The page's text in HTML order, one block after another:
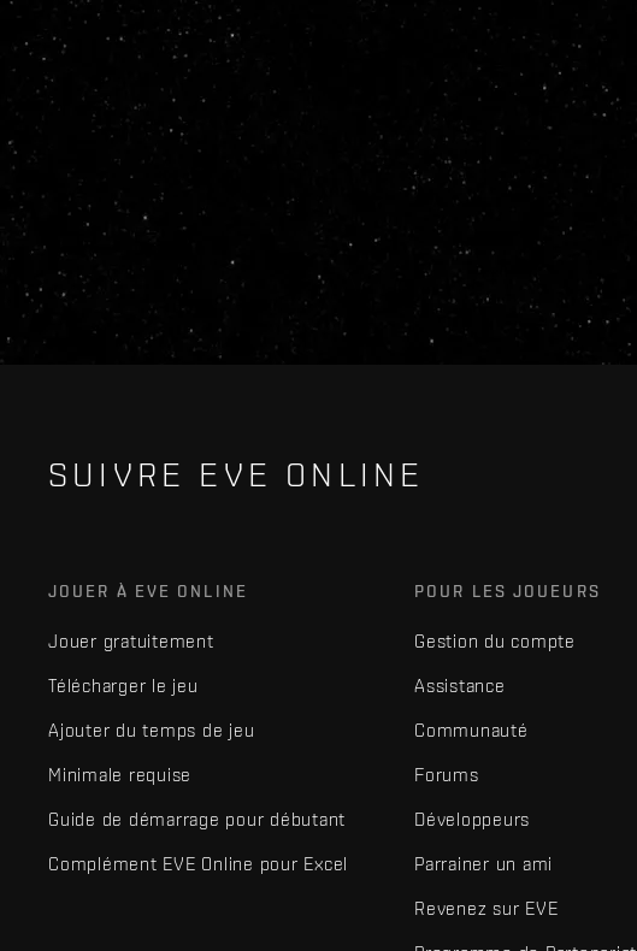
SUIVRE EVE ONLINE
JOUER À EVE ONLINE
Jouer gratuitement
Télécharger le jeu
Ajouter du temps de jeu
Minimale requise
Guide de démarrage pour débutant
Complément EVE Online pour Excel
POUR LES JOUEURS
Gestion du compte
Assistance
Communauté
Forums
Développeurs
Parrainer un ami
Revenez sur EVE